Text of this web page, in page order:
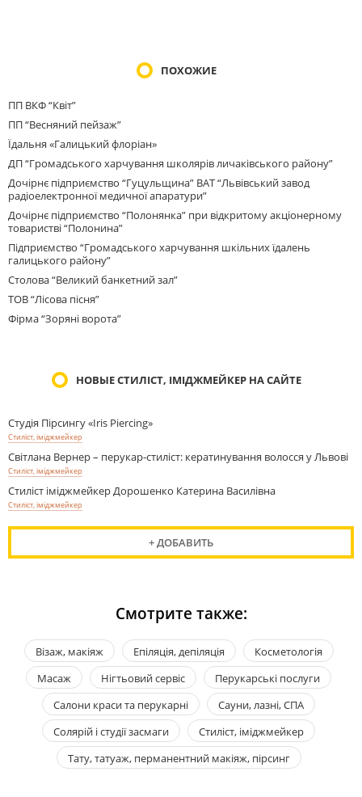
ПОХОЖИЕ
ПП ВКФ “Квіт”
ПП “Весняний пейзаж”
Їдальня «Галицький флоріан»
ДП “Громадського харчування школярів личаківського району”
Дочірнє підприємство “Гуцульщина” ВАТ “Львівський завод
радіоелектронної медичної апаратури”
Дочірнє підприємство “Полонянка” при відкритому акціонерному
товаристві “Полонина”
Підприємство “Громадського харчування шкільних їдалень
галицького району”
Столова “Великий банкетний зал”
ТОВ “Лісова пісня”
Фірма “Зоряні ворота”
НОВЫЕ СТИЛІСТ, ІМІДЖМЕЙКЕР НА САЙТЕ
Студія Пірсингу «Iris Piercing»
Стиліст, іміджмейкер
Світлана Вернер – перукар-стиліст: кератинування волосся у Львові
Стиліст, іміджмейкер
Стиліст іміджмейкер Дорошенко Катерина Василівна
Стиліст, іміджмейкер
+ ДОБАВИТЬ
Смотрите также:
Візаж, макіяж Епіляція, депіляція
Косметологія
Масаж
Нігтьовий сервіс
Перукарські послуги
Салони краси та перукарні
Сауни, лазні, СПА
Солярій і студії засмаги
Стиліст, іміджмейкер
Тату, татуаж, перманентний макіяж, пірсинг